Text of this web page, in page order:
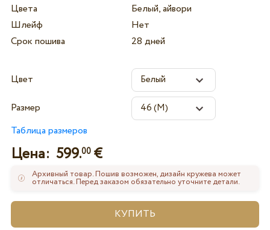
Цвета
Белый, айвори
Шлейф
Нет
Срок пошива
28 дней
Цвет
Размер
Таблица размеров
Цена: 599.00€
Архивный товар. Пошив возможен, дизайн кружева может
отличаться. Перед заказом обязательно уточните детали.